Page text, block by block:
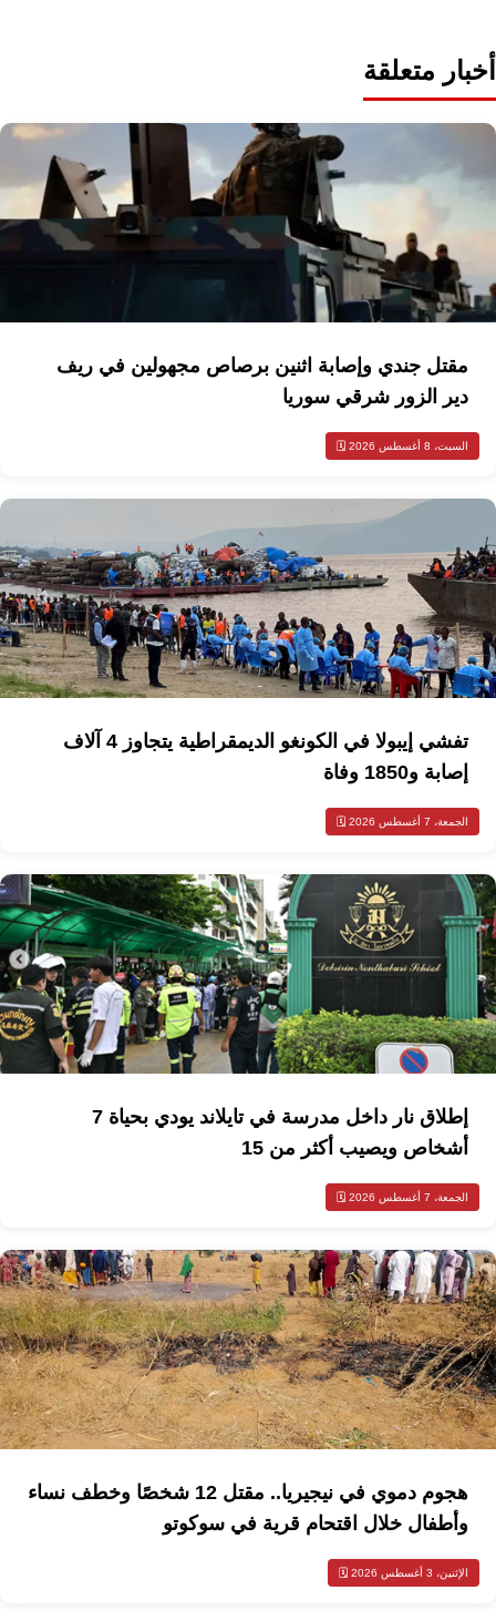
أخبار متعلقة
مقتل جندي وإصابة اثنين برصاص مجهولين في ريف
دير الزور شرقي سوريا
السبت، 8 أغسطس 2026 🗓️
تفشي إيبولا في الكونغو الديمقراطية يتجاوز 4 آلاف
إصابة و1850 وفاة
الجمعة، 7 أغسطس 2026 🗓️
إطلاق نار داخل مدرسة في تايلاند يودي بحياة 7
أشخاص ويصيب أكثر من 15
الجمعة، 7 أغسطس 2026 🗓️
هجوم دموي في نيجيريا.. مقتل 12 شخصًا وخطف نساء
وأطفال خلال اقتحام قرية في سوكوتو
الإثنين، 3 أغسطس 2026 🗓️